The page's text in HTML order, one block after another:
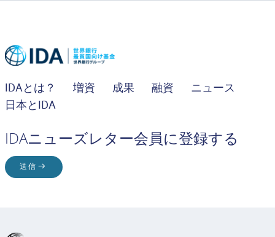
IDAとは？ 増資 成果 融資
ニュース
日本とIDA
IDAニューズレター会員に登録する
送信